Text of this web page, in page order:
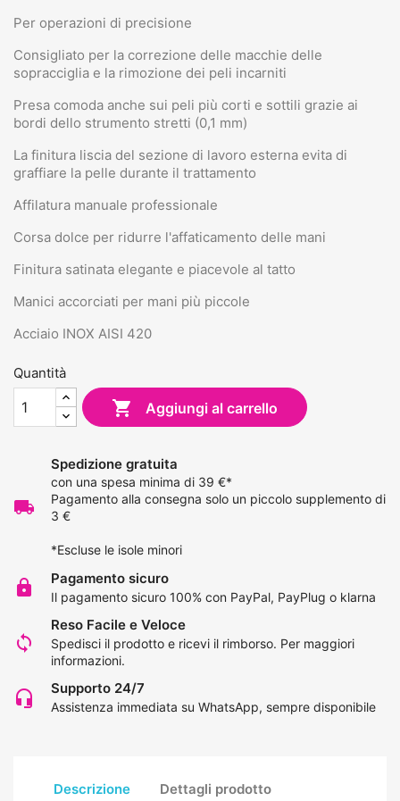
Per operazioni di precisione
Consigliato per la correzione delle macchie delle
sopracciglia e la rimozione dei peli incarniti
Presa comoda anche sui peli più corti e sottili grazie ai
bordi dello strumento stretti (0,1 mm)
La finitura liscia del sezione di lavoro esterna evita di
graffiare la pelle durante il trattamento
Affilatura manuale professionale
Corsa dolce per ridurre l'affaticamento delle mani
Finitura satinata elegante e piacevole al tatto
Manici accorciati per mani più piccole
Acciaio INOX AISI 420
Quantità
 Aggiungi al carrello
local_shipping
Spedizione gratuita
con una spesa minima di 39 €*
Pagamento alla consegna solo un piccolo supplemento di
3 €
*Escluse le isole minori
lock Pagamento sicuro
Il pagamento sicuro 100% con PayPal, PayPlug o klarna
loop
Reso Facile e Veloce
Spedisci il prodotto e ricevi il rimborso. Per maggiori
informazioni.
headset_mic Supporto 24/7
Assistenza immediata su WhatsApp, sempre disponibile
Descrizione Dettagli prodotto